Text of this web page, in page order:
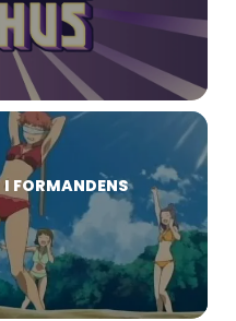
FORMANDENS